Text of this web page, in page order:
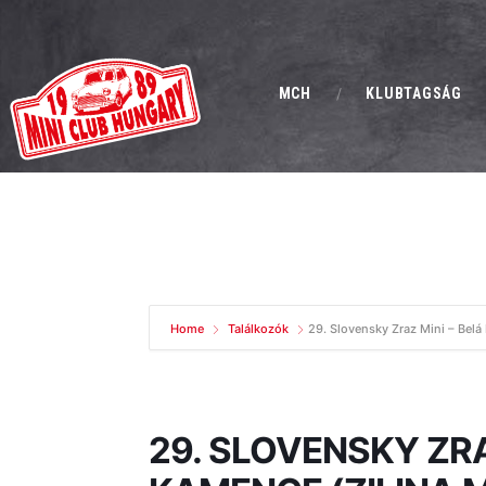
MCH KLUBTAGSÁG
Home Találkozók 29. Slovensky Zraz Mini –
29. SLOVENSKY